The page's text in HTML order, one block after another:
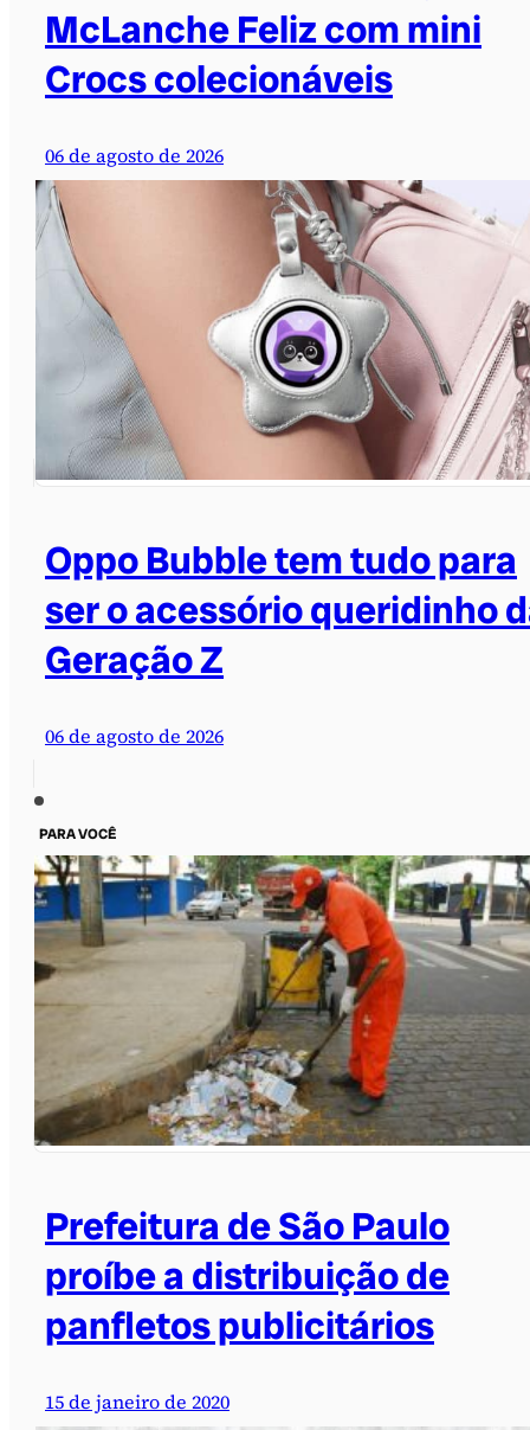
McLanche Feliz com mini
Crocs colecionáveis
06 de agosto de 2026
Oppo Bubble tem tudo para
ser o acessório queridinho
Geração Z
06 de agosto de 2026
PARA VOCÊ
Prefeitura de São Paulo
proíbe a distribuição de
panfletos publicitários
15 de janeiro de 2020